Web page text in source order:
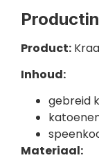
Product:
Inhoud:
gebreid
Materiaal: